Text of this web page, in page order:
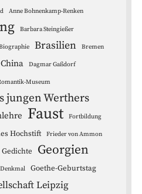
Anne Bohnenkamp-Renken
Barbara Steingießer
Brasilien Bremen
China Dagmar Gaßdorf
Museum
jungen Werthers
Faust Fortbildung
Hochstift Frieder von Ammon
Gedichte Georgien
Goethe-Geburtstag
Leipzig